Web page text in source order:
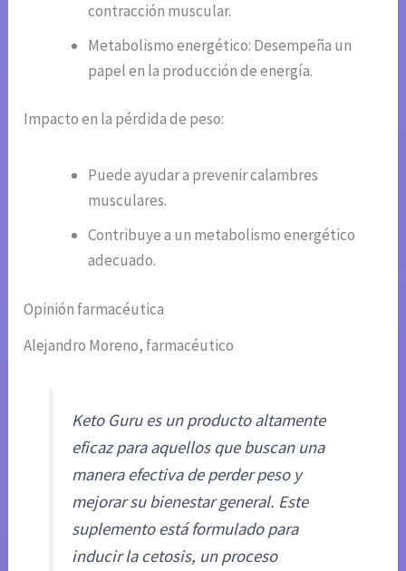
contracción muscular.
Metabolismo energético: Desempeña un
papel en la producción de energía.
Impacto en la pérdida de peso:
Puede ayudar a prevenir calambres
musculares.
Contribuye a un metabolismo energético
adecuado.
Opinión farmacéutica
Alejandro Moreno, farmacéutico
Keto Guru es un producto altamente
eficaz para aquellos que buscan una
manera efectiva de perder peso y
mejorar su bienestar general. Este
suplemento está formulado para
inducir la cetosis, un proceso